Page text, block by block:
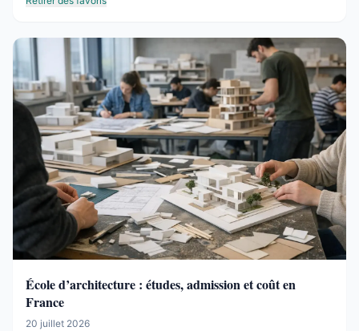
École d’architecture : études, admission et coût en
France
20 juillet 2026